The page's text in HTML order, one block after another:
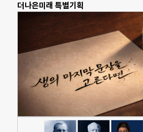
더나은미래 특별기획